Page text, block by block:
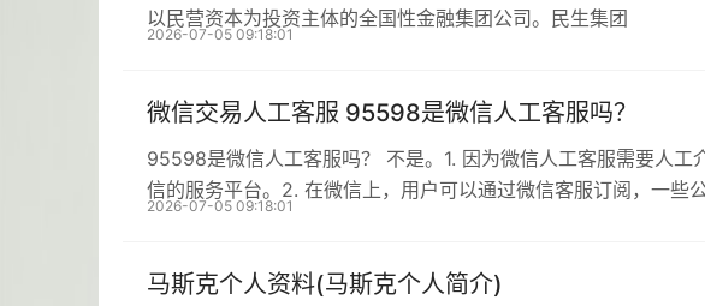
以民营资本为投资主体的全国性金融集团公司。民生集团
2026-07-05 09:18:01
微信交易人工客服 95598是微信人工客服吗？
95598是微信人工客服吗？ 不是。1. 因为微信人工客服需要人
信的服务平台。2. 在微信上，用户可以通过微信客服订阅，一些
2026-07-05 09:18:01
马斯克个人资料(马斯克个人简介)